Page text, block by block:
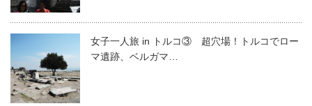
女子一人旅 in トルコ③ 超穴場！トルコでロー
マ遺跡、ベルガマ…